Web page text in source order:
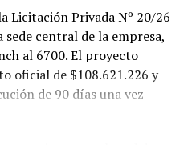
Licitación Privada Nº 20/26
sede central de la empresa,
al 6700. El proyecto
oficial de $108.621.226 y
de 90 días una vez